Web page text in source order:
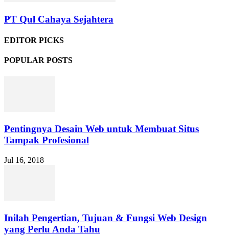
PT Qul Cahaya Sejahtera
EDITOR PICKS
POPULAR POSTS
Pentingnya Desain Web untuk Membuat Situs
Tampak Profesional
Jul 16, 2018
Inilah Pengertian, Tujuan & Fungsi Web Design
yang Perlu Anda Tahu